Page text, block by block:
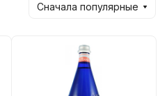
Сначала популярные